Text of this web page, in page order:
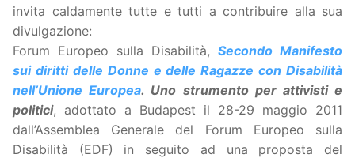
invita caldamente tutte e tutti a contribuire alla sua
divulgazione:
Forum Europeo sulla Disabilità, Secondo Manifesto
sui diritti delle Donne e delle Ragazze con Disabilità
nell’Unione Europea. Uno strumento per attivisti e
politici, adottato a Budapest il 28-29 maggio 2011
dall’Assemblea Generale del Forum Europeo sulla
Disabilità (EDF) in seguito ad una proposta del